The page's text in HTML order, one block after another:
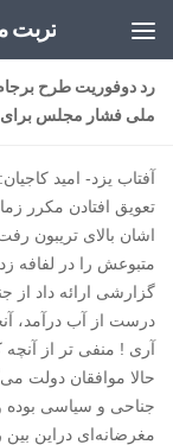
تربت
رد دوفوریت طرح
ملی فشار مجلس برای
آفتاب یزد- امید
تعویق افتادن مکرر
اشان بالای تریبون
متبوعش را در لفافه
گزارشی ارائه داد
درست از آب درآمد،
آری ! منفی تر از آنچه
حالا موافقان دولت
جناحی و سیاسی بوده
مغرضانه‌ای دراین